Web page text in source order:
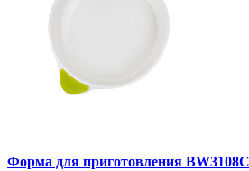
Форма для приготовления